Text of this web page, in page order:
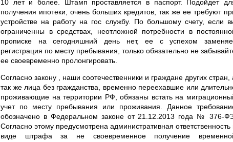
10 лет и более. Штамп проставляется в паспорт. Подойдет
получения ипотеки, очень больших кредитов, так же ее требуют
устройстве на работу на гос службу. По большому счету, если
ограниченны в средствах, неотложной потребности в
прописке на сегодняшний день нет, ее с успехом
регистрация по месту пребывания, только обязательно не
ее своевременно пролонгировать.
Согласно закону , наши соотечественники и граждане других стран,
так же лица без гражданства, временно переехавшие или
проживающие на территории РФ, обязаны встать на
учет по месту пребывания или проживания. Данное
обозначено в Федеральном законе от 21.12.2013 года № 376-
Согласно этому предусмотрена административная ответственность
виде штрафа за не своевременное получение